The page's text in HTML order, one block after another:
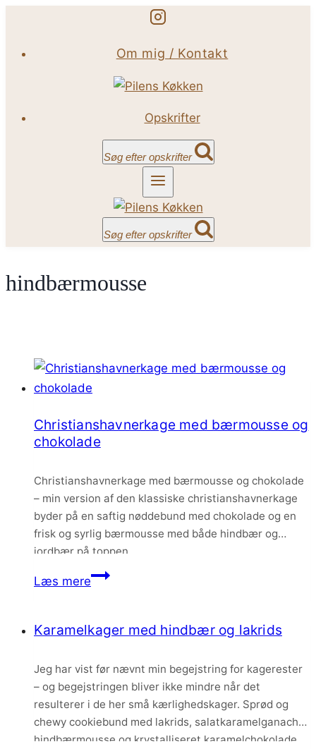
indhold
Om mig / Kontakt
Opskrifter
Søg efter opskrifter
Søg efter opskrifter
hindbærmousse
Christianshavnerkage med bærmousse og
chokolade
Christianshavnerkage med bærmousse og chokolade
– min version af den klassiske christianshavnerkage
byder på en saftig nøddebund med chokolade og en
frisk og syrlig bærmousse med både hindbær og
jordbær på toppen.
Læs mereChristianshavnerkage
og
Karamelkager med hindbær og lakrids
Jeg har vist før nævnt min begejstring for kagerester
– og begejstringen bliver ikke mindre når det
resulterer i de her små kærlighedskager. Sprød og
chewy cookiebund med lakrids, salatkaramelganache,
hindbærmousse og krystalliseret karamelchokolade.